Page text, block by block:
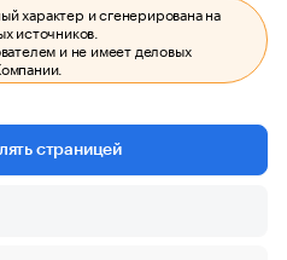
характер и сгенерирована на
источников.
и не имеет деловых
страницей